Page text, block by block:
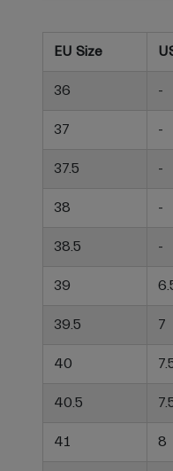
EU Size
36 -
37 -
37.5 -
38 -
38.5 -
39
39.5 7
40
40.5
41 8